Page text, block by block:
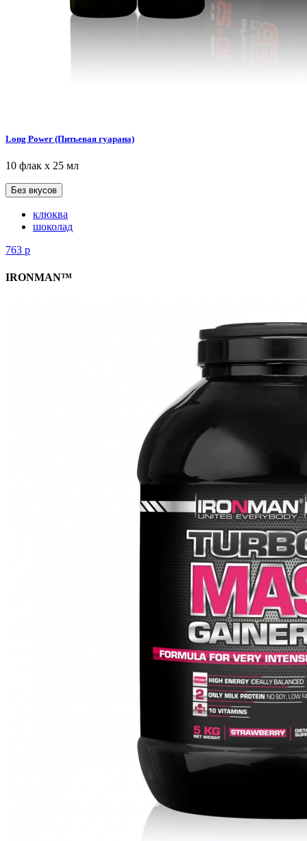
Long Power (Питьевая гуарана)
10 флак х 25 мл
Без вкусов
клюква
шоколад
763 р
IRONMAN™